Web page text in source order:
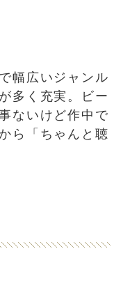
幅広いジャンル
多く充実。ビー
ないけど作中で
ら「ちゃんと聴